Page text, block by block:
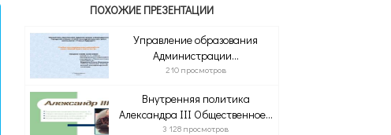
ПОХОЖИЕ ПРЕЗЕНТАЦИИ
Управление образования
Администрации...
210 просмотров
Внутренняя политика
Александра III Общественное...
3 128 просмотров